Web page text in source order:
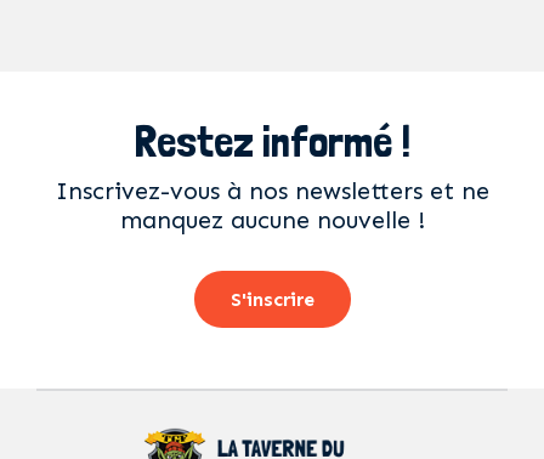
Restez informé !
Inscrivez-vous à nos newsletters et ne
manquez aucune nouvelle !
S'inscrire